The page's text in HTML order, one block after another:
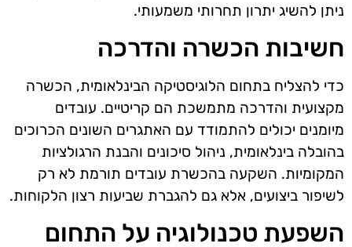
ניתן להשיג יתרון תחרותי משמעותי.
חשיבות הכשרה והדרכה
כדי להצליח בתחום הלוגיסטיקה הבינלאומית, הכשרה
מקצועית והדרכה מתמשכת הם קריטיים. עובדים
מיומנים יכולים להתמודד עם האתגרים השונים הכרוכים
בהובלה בינלאומית, ניהול סיכונים והבנת הרגולציות
המקומיות. השקעה בהכשרת עובדים תורמת לא רק
לשיפור ביצועים, אלא גם להגברת שביעות רצון הלקוחות.
השפעת טכנולוגיה על התחום